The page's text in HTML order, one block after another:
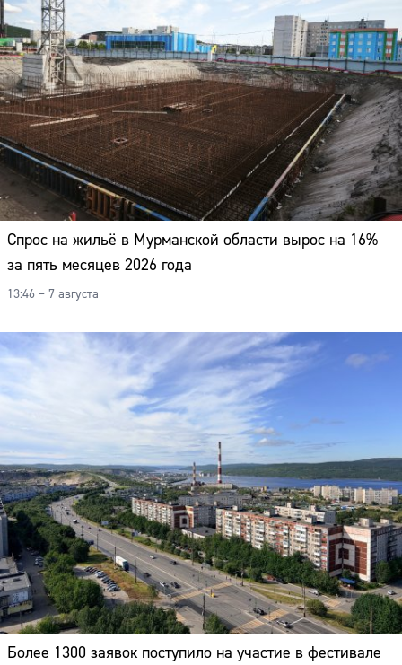
Спрос на жильё в Мурманской области вырос на 16%
за пять месяцев 2026 года
13:46 – 7 августа
Более 1300 заявок поступило на участие в фестивале